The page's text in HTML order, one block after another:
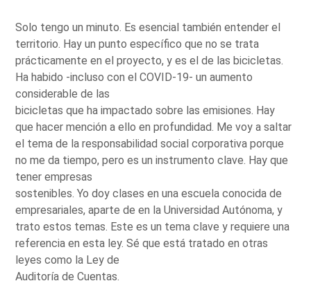
Solo tengo un minuto. Es esencial también entender el
territorio. Hay un punto específico que no se trata
prácticamente en el proyecto, y es el de las bicicletas.
Ha habido -incluso con el COVID-19- un aumento
considerable de las
bicicletas que ha impactado sobre las emisiones. Hay
que hacer mención a ello en profundidad. Me voy a saltar
el tema de la responsabilidad social corporativa porque
no me da tiempo, pero es un instrumento clave. Hay que
tener empresas
sostenibles. Yo doy clases en una escuela conocida de
empresariales, aparte de en la Universidad Autónoma, y
trato estos temas. Este es un tema clave y requiere una
referencia en esta ley. Sé que está tratado en otras
leyes como la Ley de
Auditoría de Cuentas.